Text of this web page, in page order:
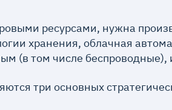
ресурсами, нужна
хранения, облачная
(в том числе
три основных